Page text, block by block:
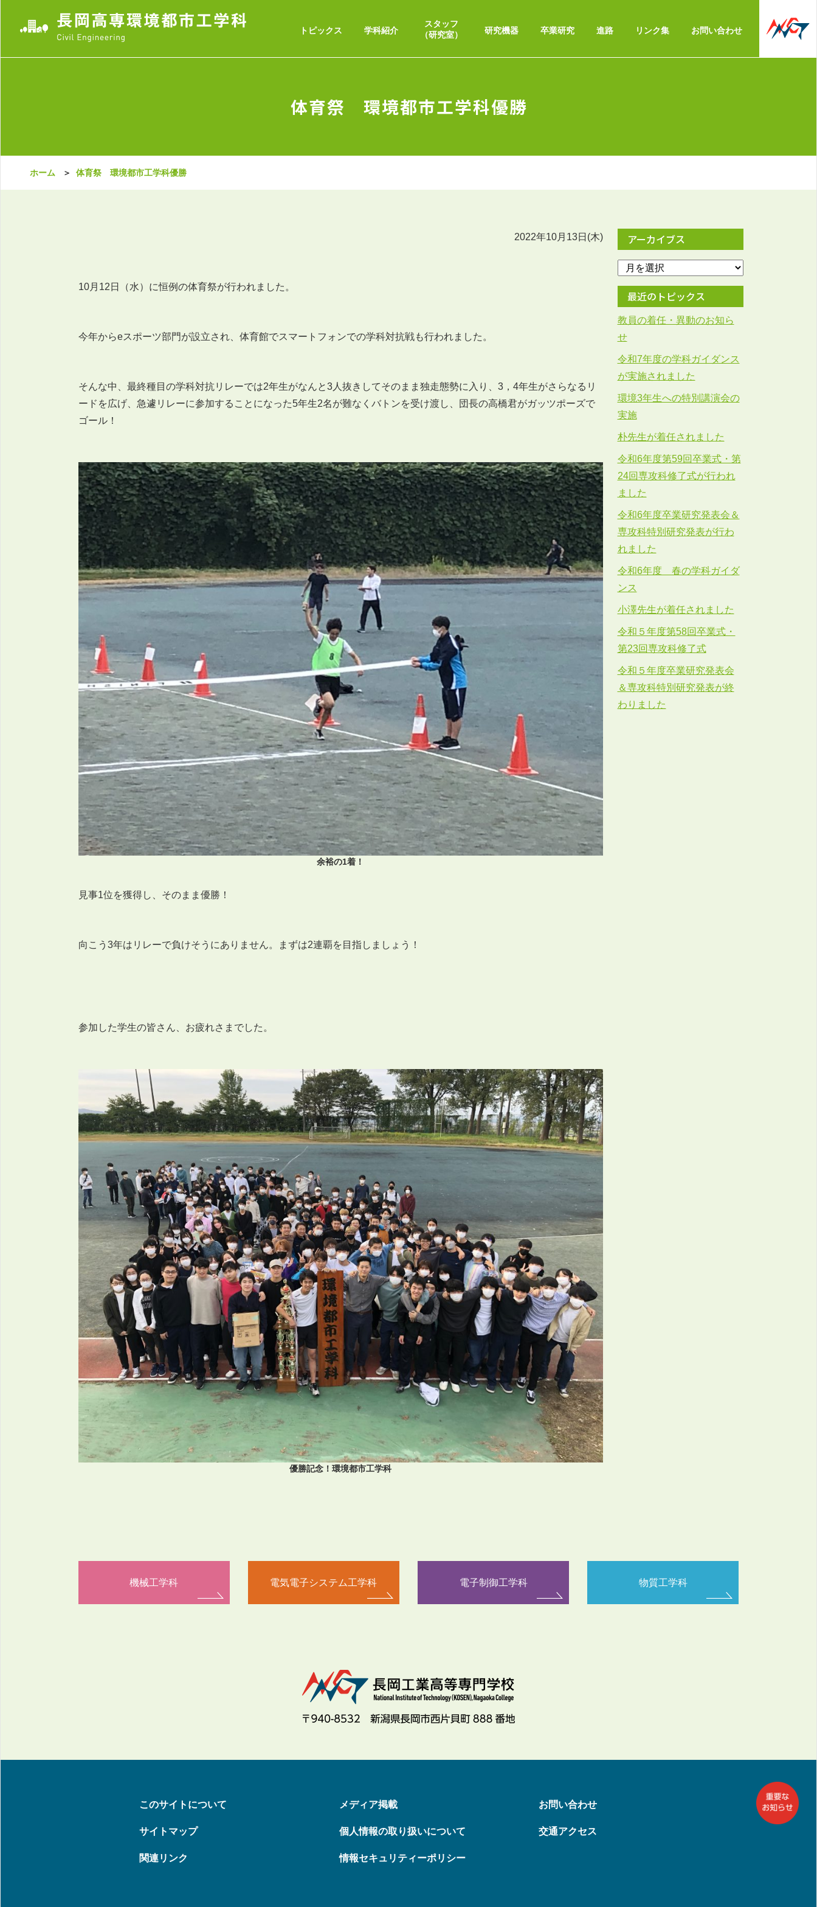
トピックス 学科紹介
スタッフ
（研究室）
研究機器 卒業研究 進路 リンク集 お問い合わせ
体育祭 環境都市工学科優勝
ホーム ＞ 体育祭 環境都市工学科優勝
2022年10月13日(木)
10月12日（水）に恒例の体育祭が行われました。
今年からeスポーツ部門が設立され、体育館でスマートフォンでの学科対抗戦も行われました。
そんな中、最終種目の学科対抗リレーでは2年生がなんと3人抜きしてそのまま独走態勢に入り、3，4年生がさらなるリ
ードを広げ、急遽リレーに参加することになった5年生2名が難なくバトンを受け渡し、団長の高橋君がガッツポーズで
ゴール！
余裕の1着！
見事1位を獲得し、そのまま優勝！
向こう3年はリレーで負けそうにありません。まずは2連覇を目指しましょう！
参加した学生の皆さん、お疲れさまでした。
優勝記念！環境都市工学科
アーカイブス
最近のトピックス
教員の着任・異動のお知ら
せ
令和7年度の学科ガイダンス
が実施されました
環境3年生への特別講演会の
実施
朴先生が着任されました
令和6年度第59回卒業式・第
24回専攻科修了式が行われ
ました
令和6年度卒業研究発表会＆
専攻科特別研究発表が行わ
れました
令和6年度 春の学科ガイダ
ンス
小澤先生が着任されました
令和５年度第58回卒業式・
第23回専攻科修了式
令和５年度卒業研究発表会
＆専攻科特別研究発表が終
わりました
機械工学科 電気電子システム工学科 電子制御工学科 物質工学科
このサイトについて
サイトマップ
関連リンク
メディア掲載
個人情報の取り扱いについて
情報セキュリティーポリシー
お問い合わせ
交通アクセス